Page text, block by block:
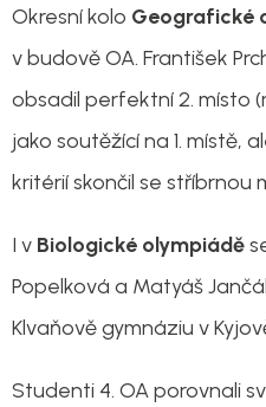
Okresní kolo Geografické
v budově OA. František
obsadil perfektní 2. místo
jako soutěžící na 1. místě,
kritérií skončil se stříbrnou
I v Biologické olympiádě
Popelková a Matyáš
Klvaňově gymnáziu v
Studenti 4. OA porovnali